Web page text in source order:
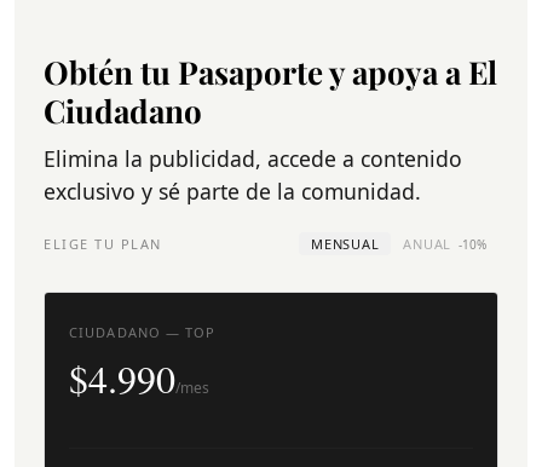
Obtén tu Pasaporte y apoya a El
Ciudadano
Elimina la publicidad, accede a contenido
exclusivo y sé parte de la comunidad.
ELIGE TU PLAN MENSUAL ANUAL -10%
CIUDADANO — TOP
$4.990/mes